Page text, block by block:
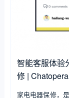
智能客服体验
修 | Chatopera
家电电器保修，